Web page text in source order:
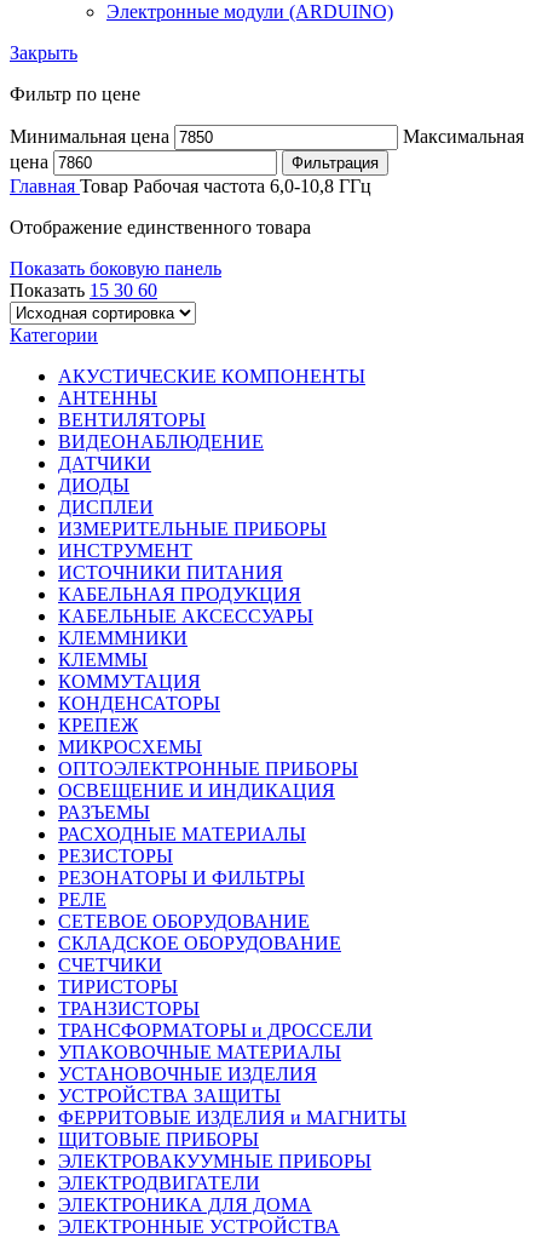
Электронные модули (ARDUINO)
Закрыть
Фильтр по цене
Минимальная цена
Максимальная
цена
Фильтрация
Главная Товар Рабочая частота 6,0-10,8 ГГц
Отображение единственного товара
Показать боковую панель
Показать 15 30 60
Категории
АКУСТИЧЕСКИЕ КОМПОНЕНТЫ
АНТЕННЫ
ВЕНТИЛЯТОРЫ
ВИДЕОНАБЛЮДЕНИЕ
ДАТЧИКИ
ДИОДЫ
ДИСПЛЕИ
ИЗМЕРИТЕЛЬНЫЕ ПРИБОРЫ
ИНСТРУМЕНТ
ИСТОЧНИКИ ПИТАНИЯ
КАБЕЛЬНАЯ ПРОДУКЦИЯ
КАБЕЛЬНЫЕ АКСЕССУАРЫ
КЛЕММНИКИ
КЛЕММЫ
КОММУТАЦИЯ
КОНДЕНСАТОРЫ
КРЕПЕЖ
МИКРОСХЕМЫ
ОПТОЭЛЕКТРОННЫЕ ПРИБОРЫ
ОСВЕЩЕНИЕ И ИНДИКАЦИЯ
РАЗЪЕМЫ
РАСХОДНЫЕ МАТЕРИАЛЫ
РЕЗИСТОРЫ
РЕЗОНАТОРЫ И ФИЛЬТРЫ
РЕЛЕ
СЕТЕВОЕ ОБОРУДОВАНИЕ
СКЛАДСКОЕ ОБОРУДОВАНИЕ
СЧЕТЧИКИ
ТИРИСТОРЫ
ТРАНЗИСТОРЫ
ТРАНСФОРМАТОРЫ и ДРОССЕЛИ
УПАКОВОЧНЫЕ МАТЕРИАЛЫ
УСТАНОВОЧНЫЕ ИЗДЕЛИЯ
УСТРОЙСТВА ЗАЩИТЫ
ФЕРРИТОВЫЕ ИЗДЕЛИЯ и МАГНИТЫ
ЩИТОВЫЕ ПРИБОРЫ
ЭЛЕКТРОВАКУУМНЫЕ ПРИБОРЫ
ЭЛЕКТРОДВИГАТЕЛИ
ЭЛЕКТРОНИКА ДЛЯ ДОМА
ЭЛЕКТРОННЫЕ УСТРОЙСТВА